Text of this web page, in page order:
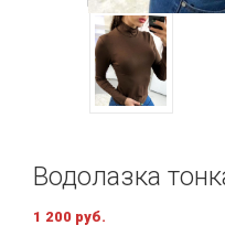
Водолазка
1 200 руб.